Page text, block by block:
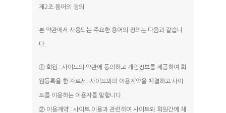
제2조 용어의 정의
본 약관에서 사용되는 주요한 용어의 정의는 다음과 같습니
다.
① 회원 : 사이트의 약관에 동의하고 개인정보를 제공하여 회
원등록을 한 자로서, 사이트와의 이용계약을 체결하고 사이
트를 이용하는 이용자를 말합니다.
② 이용계약 : 사이트 이용과 관련하여 사이트와 회원간에 체